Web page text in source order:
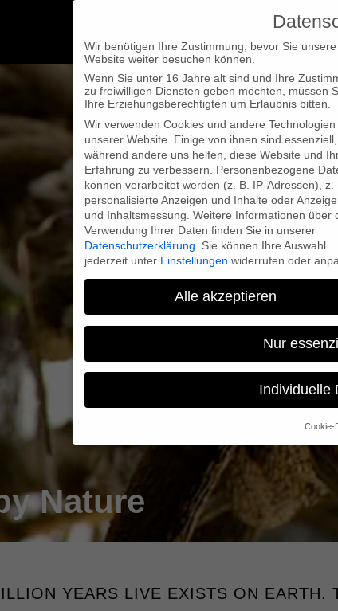
Nature
YEARS LIVE EXISTS ON EARTH.
Wir benötigen Ihre Zustimmung, bevor Sie unsere
Website weiter besuchen können.
Wenn Sie unter 16 Jahre alt sind und Ihre
zu freiwilligen Diensten geben möchten, müssen
Ihre Erziehungsberechtigten um Erlaubnis bitten.
Wir verwenden Cookies und andere
unserer Website. Einige von ihnen sind essenziell,
während andere uns helfen, diese Website und
Erfahrung zu verbessern.
Personenbezogene
können verarbeitet werden (z. B. IP-Adressen), z.
personalisierte Anzeigen und Inhalte oder
und Inhaltsmessung. Weitere Informationen über
Verwendung Ihrer Daten finden Sie in unserer
Datenschutzerklärung
Sie können Ihre Auswahl
jederzeit unter Einstellungen widerrufen oder
Alle akzeptieren
Nur
Individuelle
Cookie-
Wenn Sie unter 16 Jahre alt sind und Ihre
Erziehungsberechtigten um Erlaubnis bitten.
Wir verwenden Cookies und andere
andere uns helfen, diese Website und Ihre
werden (z. B. IP-Adressen), z. B. für